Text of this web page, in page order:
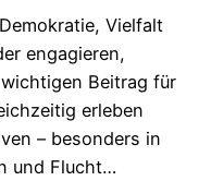
e
a
l
k
t
,
d
i
e
d
h
e
n
V
e
r
Vielfalt
engagieren,
Beitrag für
erleben
– besonders in
und Flucht…